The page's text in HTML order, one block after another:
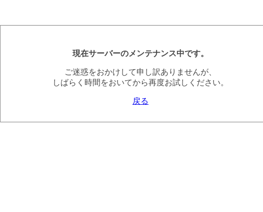
現在サーバーのメンテナンス中です。
ご迷惑をおかけして申し訳ありませんが、
しばらく時間をおいてから再度お試しください。
戻る